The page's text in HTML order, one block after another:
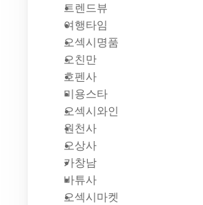
트렌드뷰
여행타임
오섹시명품
오친만
호펜사
미용스타
오섹시와인
원천사
오상사
카창남
바튜사
오섹시마켓